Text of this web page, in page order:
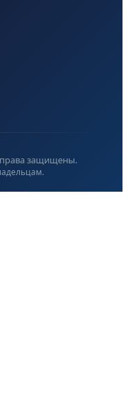
права защищены.